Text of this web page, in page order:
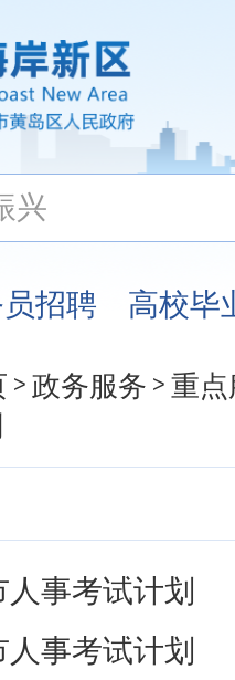
招聘 高校毕
> 政务服务 > 重
事考试计划
事考试计划